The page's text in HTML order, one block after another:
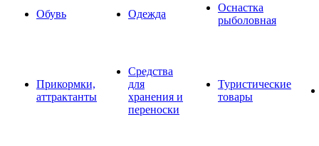
Обувь Одежда
Оснастка
рыболовная
Прикормки,
аттрактанты
Средства
для
хранения и
переноски
Туристические
товары